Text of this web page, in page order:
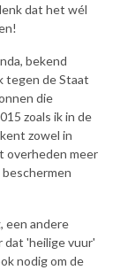
dat het wél
bekend
tegen de Staat
die
zoals ik in de
zowel in
overheden meer
een andere
dat 'heilige vuur'
nodig om de